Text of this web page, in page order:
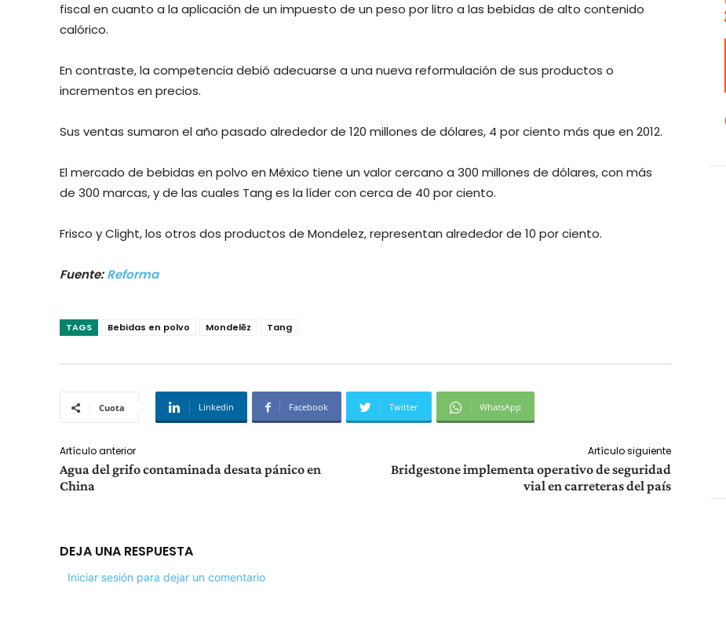
fiscal en cuanto a la aplicación de un impuesto de un peso por litro a las bebidas de alto contenido
calórico.
En contraste, la competencia debió adecuarse a una nueva reformulación de sus productos o
incrementos en precios.
Sus ventas sumaron el año pasado alrededor de 120 millones de dólares, 4 por ciento más que en 2012.
El mercado de bebidas en polvo en México tiene un valor cercano a 300 millones de dólares, con más
de 300 marcas, y de las cuales Tang es la líder con cerca de 40 por ciento.
Frisco y Clight, los otros dos productos de Mondelez, representan alrededor de 10 por ciento.
Fuente:Reforma
TAGS Bebidas en polvo Mondelēz Tang
Cuota Linkedin Facebook Twitter WhatsApp
Artículo anterior
Agua del grifo contaminada desata pánico en
China
Artículo siguiente
Bridgestone implementa operativo de seguridad
vial en carreteras del país
DEJA UNA RESPUESTA
Iniciar sesión para dejar un comentario